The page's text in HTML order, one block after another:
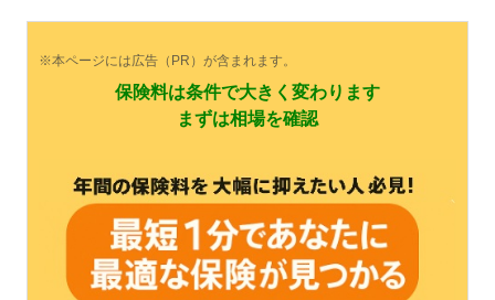
※本ページには広告（PR）が含まれます。
保険料は条件で大きく変わります
まずは相場を確認